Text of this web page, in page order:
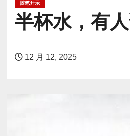
随笔开示
半杯水，有
12 月 12, 2025